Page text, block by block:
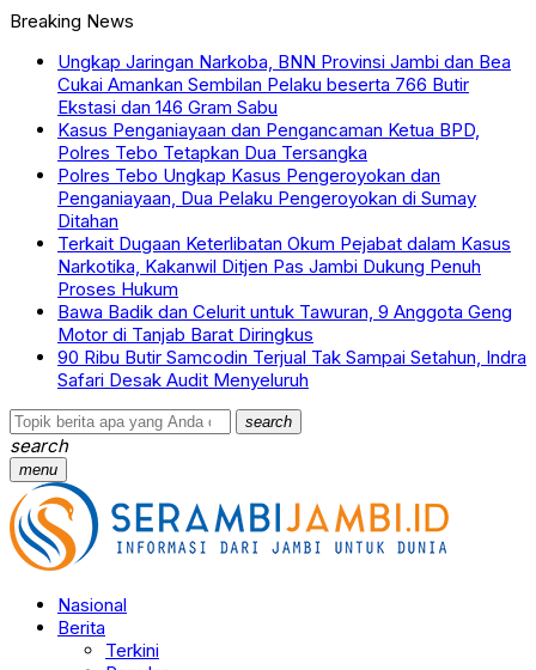
Breaking News
Ungkap Jaringan Narkoba, BNN Provinsi Jambi dan Bea
Cukai Amankan Sembilan Pelaku beserta 766 Butir
Ekstasi dan 146 Gram Sabu
Kasus Penganiayaan dan Pengancaman Ketua BPD,
Polres Tebo Tetapkan Dua Tersangka
Polres Tebo Ungkap Kasus Pengeroyokan dan
Penganiayaan, Dua Pelaku Pengeroyokan di Sumay
Ditahan
Terkait Dugaan Keterlibatan Okum Pejabat dalam Kasus
Narkotika, Kakanwil Ditjen Pas Jambi Dukung Penuh
Proses Hukum
Bawa Badik dan Celurit untuk Tawuran, 9 Anggota Geng
Motor di Tanjab Barat Diringkus
90 Ribu Butir Samcodin Terjual Tak Sampai Setahun, Indra
Safari Desak Audit Menyeluruh
search
search
menu
Nasional
Berita
Terkini